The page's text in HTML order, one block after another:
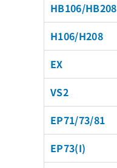
HB106/HB208
H106/H208
EX
VS2
EP71/73/81
EP73(I)